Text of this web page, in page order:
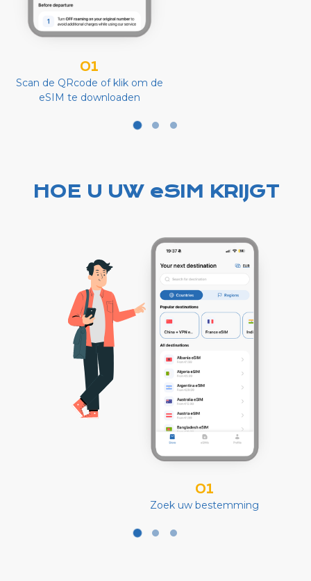
01
Scan de QRcode of klik om de
eSIM te downloaden
HOE U UW eSIM KRIJGT
01
Zoek uw bestemming